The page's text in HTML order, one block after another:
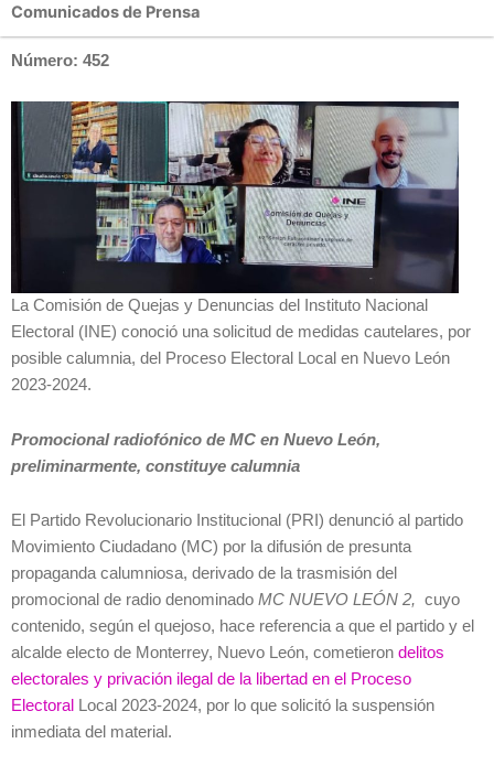
Comunicados de Prensa
Número: 452
La Comisión de Quejas y Denuncias del Instituto Nacional
Electoral (INE) conoció una solicitud de medidas cautelares, por
posible calumnia, del Proceso Electoral Local en Nuevo León
2023-2024.
Promocional radiofónico de MC en Nuevo León,
preliminarmente, constituye calumnia
El Partido Revolucionario Institucional (PRI) denunció al partido
Movimiento Ciudadano (MC) por la difusión de presunta
propaganda calumniosa, derivado de la trasmisión del
promocional de radio denominado MC NUEVO LEÓN 2, cuyo
contenido, según el quejoso, hace referencia a que el partido y el
alcalde electo de Monterrey, Nuevo León, cometieron delitos
electorales y privación ilegal de la libertad en el Proceso
Electoral
Local 2023-2024, por lo que solicitó la suspensión
inmediata del material.